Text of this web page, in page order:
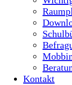
Kontakt